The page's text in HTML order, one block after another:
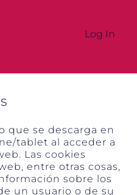
Log In
que se descarga en
tablet al acceder a
Las cookies
entre otras cosas,
sobre los
un usuario o de su